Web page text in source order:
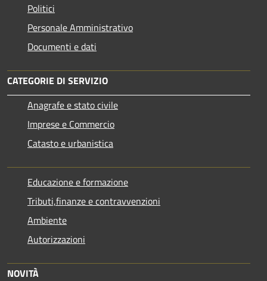
Politici
Personale Amministrativo
Documenti e dati
CATEGORIE DI SERVIZIO
Anagrafe e stato civile
Imprese e Commercio
Catasto e urbanistica
Educazione e formazione
Tributi,finanze e contravvenzioni
Ambiente
Autorizzazioni
NOVITÀ